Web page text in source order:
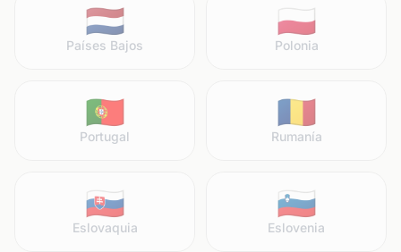
🇳🇱
Países Bajos
🇵🇱
Polonia
🇵🇹
Portugal
🇷🇴
Rumanía
🇸🇰
Eslovaquia
🇸🇮
Eslovenia